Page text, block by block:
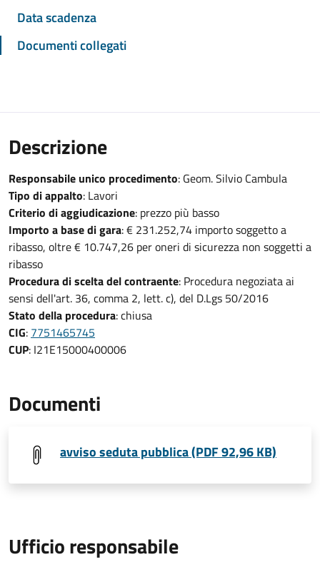
Data scadenza
Documenti collegati
Descrizione
Responsabile unico procedimento: Geom. Silvio Cambula
Tipo di appalto: Lavori
Criterio di aggiudicazione: prezzo più basso
Importo a base di gara: € 231.252,74 importo soggetto a
ribasso, oltre € 10.747,26 per oneri di sicurezza non soggetti a
ribasso
Procedura di scelta del contraente: Procedura negoziata ai
sensi dell'art. 36, comma 2, lett. c), del D.Lgs 50/2016
Stato della procedura: chiusa
CIG: 7751465745
CUP: I21E15000400006
Documenti
avviso seduta pubblica (PDF 92,96 KB)
Ufficio responsabile